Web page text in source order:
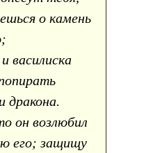
о камень
василиска
дракона.
он возлюбил
его; защищу